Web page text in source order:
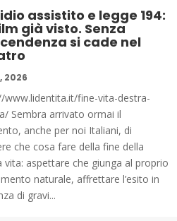
assistito e legge 194:
già visto. Senza
si cade nel
2026
www.lidentita.it/fine-vita-destra-
Sembra arrivato ormai il
anche per noi Italiani, di
che cosa fare della fine della
vita: aspettare che giunga al proprio
naturale, affrettare l’esito in
di gravi...